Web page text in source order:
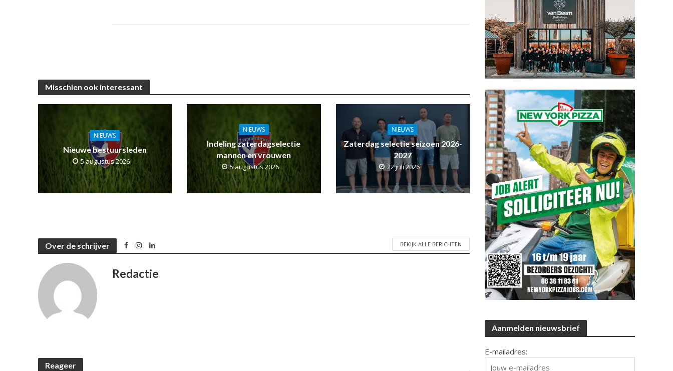
Misschien ook interessant
NIEUWS
Nieuwe bestuursleden
5 augustus 2026
NIEUWS
Indeling zaterdagselectie
mannen en vrouwen
5 augustus 2026
NIEUWS
Zaterdag selectie seizoen 2026-
2027
22 juli 2026
Over de schrijver BEKIJK ALLE BERICHTEN
Redactie
Reageer
Aanmelden nieuwsbrief
E-mailadres: